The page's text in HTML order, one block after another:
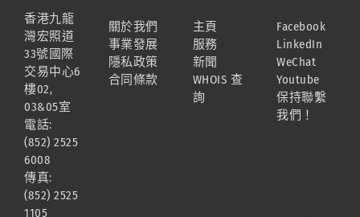
香港九龍
灣宏照道
33號國際
交易中心6
樓02,
03&05室
電話:
(852) 2525
6008
傳真:
(852) 2525
1105
關於我們
事業發展
隱私政策
合同條款
主頁
服務
新聞
WHOIS 查
詢
Facebook
LinkedIn
WeChat
Youtube
保持聯繫
我們！